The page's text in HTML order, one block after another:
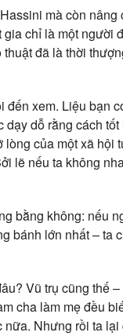
mà còn
chỉ là một người
đã là thời
xem. Liệu bạn
dỗ rằng cách
của một xã hội
lẽ nếu ta không
bằng không: nếu
bánh lớn nhất – ta
Vũ trụ cũng thế
cha làm mẹ đều
Nhưng rồi ta